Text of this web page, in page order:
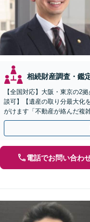
相続財産調査・鑑
【全国対応】大阪・東京の2
談可】【遺産の取り分最大化
がけます「不動産が絡んだ複
執行／事業承継など、お任せ
電話でお問い合わ